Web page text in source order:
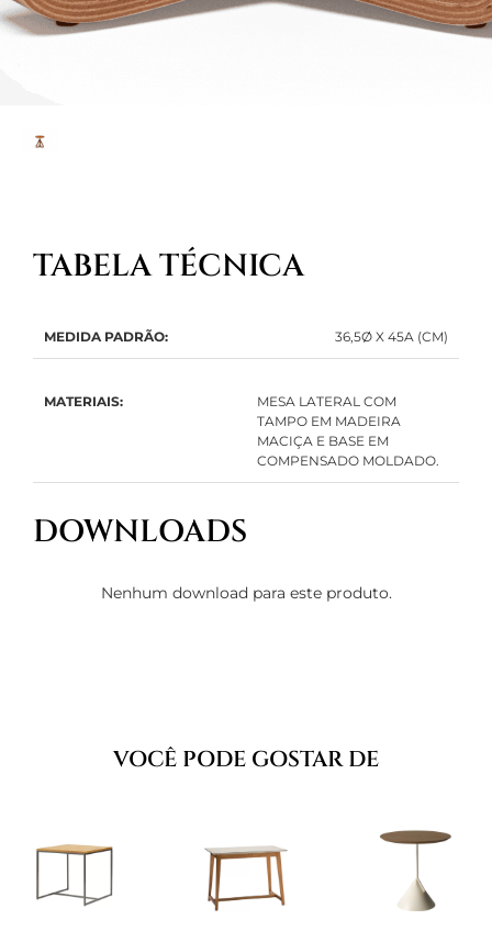
TABELA TÉCNICA
MEDIDA PADRÃO: 36,5Ø X 45A (CM)
MATERIAIS:
MESA LATERAL COM
TAMPO EM MADEIRA
MACIÇA E BASE EM
COMPENSADO MOLDADO.
DOWNLOADS
Nenhum download para este produto.
VOCÊ PODE GOSTAR DE